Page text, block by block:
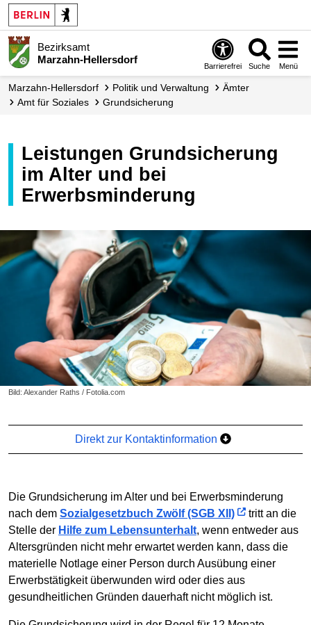
Bezirksamt
Marzahn-Hellersdorf
Barrierefrei Suche Menü
Marzahn-Hellersdorf Politik und Verwaltung
Ämter
Amt für Soziales
Grundsicherung
Leistungen Grundsicherung
im Alter und bei
Erwerbsminderung
Bild: Alexander Raths / Fotolia.com
Direkt zur Kontaktinformation
Die Grundsicherung im Alter und bei Erwerbsminderung
nach dem Sozialgesetzbuch Zwölf (SGB XII)
tritt an die
Stelle der Hilfe zum Lebensunterhalt, wenn entweder aus
Altersgründen nicht mehr erwartet werden kann, dass die
materielle Notlage einer Person durch Ausübung einer
Erwerbstätigkeit überwunden wird oder dies aus
gesundheitlichen Gründen dauerhaft nicht möglich ist.